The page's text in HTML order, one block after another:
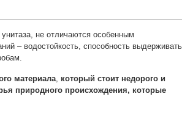
не отличаются особенным
– водостойкость, способность выдерживать
материала, который стоит недорого и
природного происхождения, которые